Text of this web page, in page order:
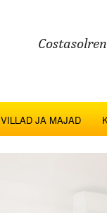
VILLAD JA MAJAD